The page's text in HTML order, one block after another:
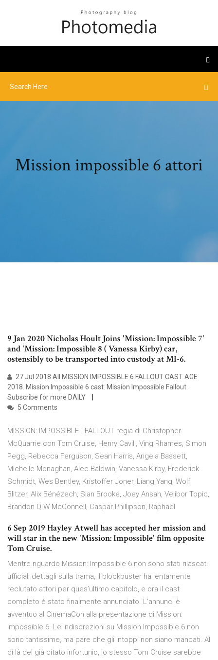
Mission impossible 6 attori
9 Jan 2020 Nicholas Hoult Joins 'Mission: Impossible 7'
and 'Mission: Impossible 8 ( Vanessa Kirby) car,
ostensibly to be transported into custody at MI-6.
27 Jul 2018 All MISSION IMPOSSIBLE 6 FALLOUT CAST AGE
2018. Mission Impossible 6 cast. Mission Impossible Fallout.
Subscribe for more DAILY
5 Comments
MISSION: IMPOSSIBLE - FALLOUT regia di Christopher
McQuarrie con Tom Cruise, Henry Cavill, Ving Rhames, Simon
Pegg, Rebecca Ferguson, Sean Harris, Angela Bassett,
Michelle Monaghan, Alec Baldwin, Vanessa Kirby, Frederick
Schmidt, Wes Bentley, Kristoffer Joner, Liang Yang, Wolf
Blitzer, Alix Bénézech, Sian Brooke, Joey Ansah, Velibor Topic,
Brandon Q W McConnell, Caspar Phillipson, Raphael
6 Sep 2019 Hayley Atwell has accepted her mission and
will star in the new 'Mission: Impossible' film opposite
Tom Cruise.
Mentre riguardo Mission: Impossible 6 non sono stati rilascati
ufficiali dettagli sulla trama, il blockbuster ha lentamente
reclutato attori per ques’ultimo capitolo, e ora il cast
completo è stato finalmente annunciato. L’annunci è
avventuo al CinemaCon alla presentazione di Mission:
Impossible 6. Le indiscrezioni su Mission Impossible 6 non
sono tantissime, ma pare che gli intoppi non siano mancati. Al
di là del già citato infortunio, lo stesso Tom Cruise sarebbe